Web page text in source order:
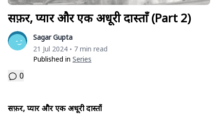
सफ़र, प्यार और एक अधूरी दास्ताँ (Part 2)
Sagar Gupta
21 Jul 2024 • 7 min read
Published in Series
0
सफ़र, प्यार और एक अधूरी दास्ताँ